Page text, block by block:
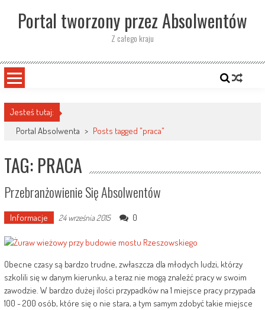
contentPortal tworzony przez Absolwentów
Z całego kraju
Jesteś tutaj:
Portal Absolwenta > Posts tagged "praca"
TAG: PRACA
Przebranżowienie Się Absolwentów
Informacje 24 września 2015 0
Obecne czasy są bardzo trudne, zwłaszcza dla młodych ludzi, którzy
szkolili się w danym kierunku, a teraz nie mogą znaleźć pracy w swoim
zawodzie. W bardzo dużej ilości przypadków na 1 miejsce pracy przypada
100 - 200 osób, które się o nie stara, a tym samym zdobyć takie miejsce